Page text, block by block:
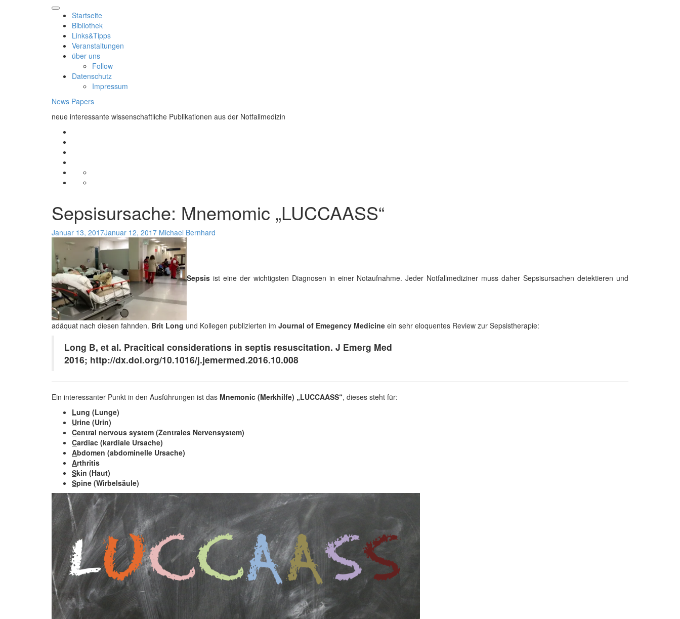
Startseite
Bibliothek
Links&Tipps
Veranstaltungen
über uns
Follow
Datenschutz
Impressum
News Papers
neue interessante wissenschaftliche Publikationen aus der Notfallmedizin
über
Datenschutz
Sepsisursache: Mnemomic „LUCCAASS“
Januar 13, 2017Januar 12, 2017 Michael Bernhard
Sepsis ist eine der wichtigsten Diagnosen in einer Notaufnahme. Jeder Notfallmediziner muss daher Sepsisursachen detektieren und
adäquat nach diesen fahnden. Brit Long und Kollegen publizierten im Journal of Emegency Medicine ein sehr eloquentes Review zur Sepsistherapie:
Long B, et al. Pracitical considerations in septis resuscitation. J Emerg Med
2016; http://dx.doi.org/10.1016/j.jemermed.2016.10.008
Ein interessanter Punkt in den Ausführungen ist das Mnemonic (Merkhilfe) „LUCCAASS“, dieses steht für:
Lung (Lunge)
Urine (Urin)
Central nervous system (Zentrales Nervensystem)
Cardiac (kardiale Ursache)
Abdomen (abdominelle Ursache)
Arthritis
Skin (Haut)
Spine (Wirbelsäule)